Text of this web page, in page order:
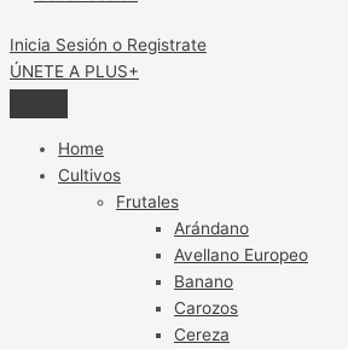
Inicia Sesión o Registrate
ÚNETE A PLUS+
Home
Cultivos
Frutales
Arándano
Avellano Europeo
Banano
Carozos
Cereza